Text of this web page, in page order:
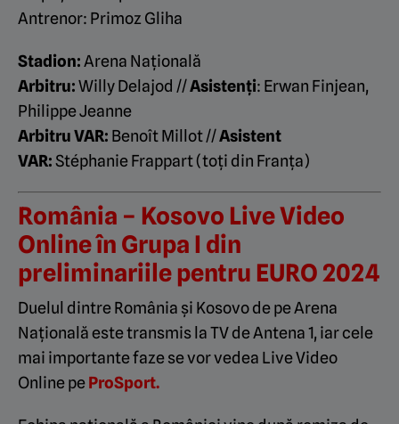
Antrenor: Primoz Gliha
Stadion:Arena Națională
Arbitru:Willy Delajod //Asistenți: Erwan Finjean,
Philippe Jeanne
Arbitru VAR: Benoît Millot //Asistent
VAR:Stéphanie Frappart (toți din Franța)
România – Kosovo Live Video
Online în Grupa I din
preliminariile pentru EURO 2024
Duelul dintre România și Kosovo de pe Arena
Națională este transmis la TV de Antena 1, iar cele
mai importante faze se vor vedea Live Video
Online peProSport.